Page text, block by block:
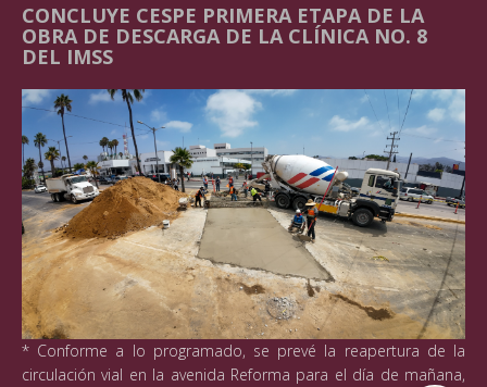
CONCLUYE CESPE PRIMERA ETAPA DE LA
OBRA DE DESCARGA DE LA CLÍNICA NO. 8
DEL IMSS
* Conforme a lo programado, se prevé la reapertura de la
circulación vial en la avenida Reforma para el día de mañana,